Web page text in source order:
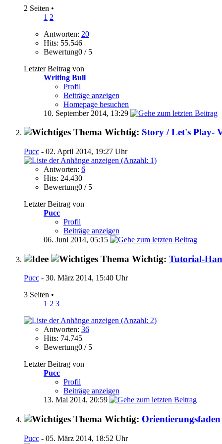
2 Seiten •
1 2
Antworten: 20
Hits: 55.546
Bewertung0 / 5
Letzter Beitrag von
Writing Bull
Profil
Beiträge anzeigen
Homepage besuchen
10. September 2014, 13:29
Wichtig: Story / Let's Play-
Pucc - 02. April 2014, 19:27 Uhr
Antworten: 6
Hits: 24.430
Bewertung0 / 5
Letzter Beitrag von
Pucc
Profil
Beiträge anzeigen
06. Juni 2014, 05:15
Wichtig: Tutorial-
Pucc - 30. März 2014, 15:40 Uhr
3 Seiten •
1 2 3
Antworten: 36
Hits: 74.745
Bewertung0 / 5
Letzter Beitrag von
Pucc
Profil
Beiträge anzeigen
13. Mai 2014, 20:59
Wichtig: Orientierungsfaden
Pucc - 05. März 2014, 18:52 Uhr